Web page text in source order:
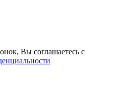
Вы соглашаетесь с